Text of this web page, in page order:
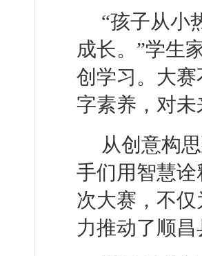
“孩子从小
成长。”学生
创学习。大
字素养，对
从创意构
手们用智慧
次大赛，不
力推动了顺